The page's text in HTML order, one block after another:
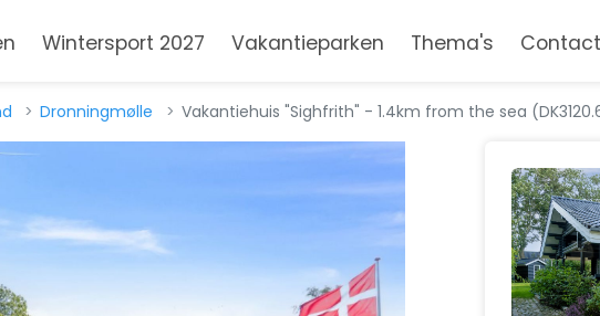
Wintersport 2027 Vakantieparken Thema's Contact
Dronningmølle Vakantiehuis "Sighfrith" - 1.4km from the sea